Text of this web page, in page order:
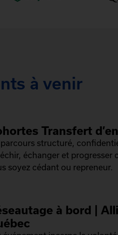
à venir
Transfert
structuré,
échanger et progresser
soyez cédant ou repreneur.
à bord |